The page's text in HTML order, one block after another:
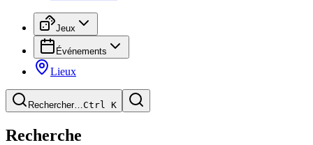
Jeux
Événements
Lieux
Rechercher…Ctrl K
Recherche